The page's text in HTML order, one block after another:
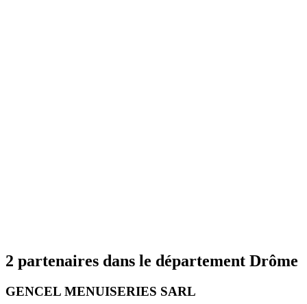
2 partenaires dans le département Drôme
GENCEL MENUISERIES SARL